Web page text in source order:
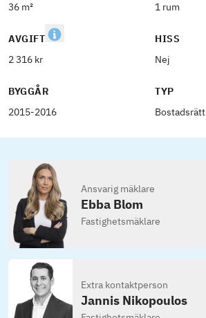
36 m²
1 rum
AVGIFT
2 316 kr
HISS
Nej
BYGGÅR
2015-2016
TYP
Bostadsrätt
Ansvarig mäklare
Ebba Blom
Fastighetsmäklare
Extra kontaktperson
Jannis Nikopoulos